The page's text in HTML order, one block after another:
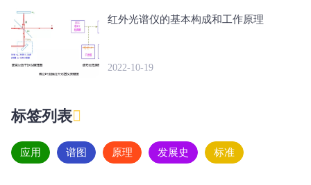
红外光谱仪的基本构成和工作原理
2022-10-19
标签列表
应用 谱图 原理 发展史 标准